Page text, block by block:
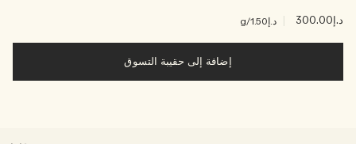
د.إ300.00 د.إ1.50 /g
إضافة إلى حقيبة التسوق